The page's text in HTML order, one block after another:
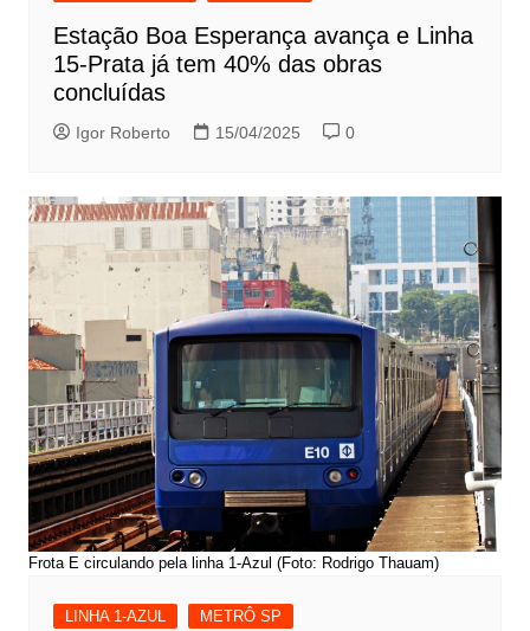
Estação Boa Esperança avança e Linha
15-Prata já tem 40% das obras
concluídas
Igor Roberto 15/04/2025 0
Frota E circulando pela linha 1-Azul (Foto: Rodrigo Thauam)
LINHA 1-AZUL METRÔ SP